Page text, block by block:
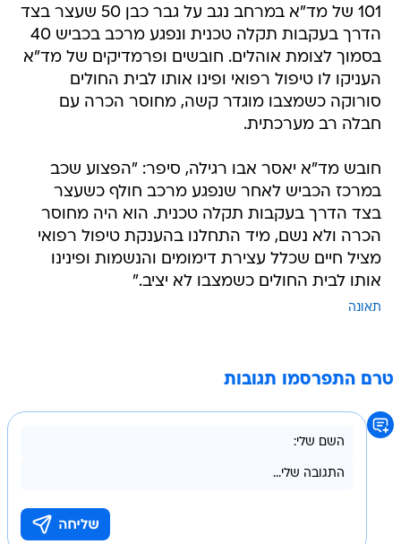
101 של מד"א במרחב נגב על גבר כבן 50 שעצר בצד
הדרך בעקבות תקלה טכנית ונפגע מרכב בכביש 40
בסמוך לצומת אוהלים. חובשים ופרמדיקים של מד"א
העניקו לו טיפול רפואי ופינו אותו לבית החולים
סורוקה כשמצבו מוגדר קשה, מחוסר הכרה עם
חבלה רב מערכתית.
חובש מד"א יאסר אבו רגילה, סיפר: "הפצוע שכב
במרכז הכביש לאחר שנפגע מרכב חולף כשעצר
בצד הדרך בעקבות תקלה טכנית. הוא היה מחוסר
הכרה ולא נשם, מיד התחלנו בהענקת טיפול רפואי
מציל חיים שכלל עצירת דימומים והנשמות ופינינו
אותו לבית החולים כשמצבו לא יציב."
תאונה
טרם התפרסמו תגובות